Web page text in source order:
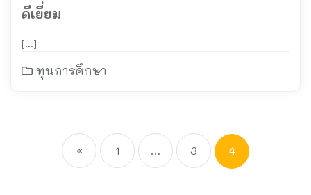
ดีเยี่ยม
[…]
ทุนการศึกษา
« 1 … 3 4